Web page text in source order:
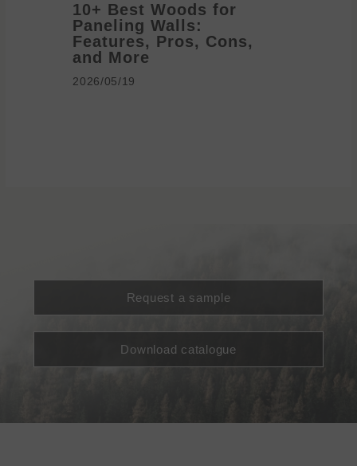
10+ Best Woods for
Paneling Walls:
Features, Pros, Cons,
and More
2026/05/19
Request a sample
Download catalogue